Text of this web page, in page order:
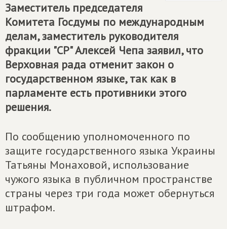
Заместитель председателя
Комитета Госдумы по международным
делам, заместитель руководителя
фракции "СР" Алексей Чепа заявил, что
Верховная рада отменит закон о
государственном языке, так как в
парламенте есть противники этого
решения.
По сообщению уполномоченного по
защите государственного языка Украины
Татьяны Монаховой, использование
чужого языка в публичном пространстве
страны через три года может обернуться
штрафом.